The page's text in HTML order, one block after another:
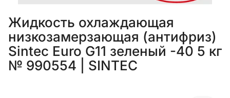
Жидкость охлаждающая
низкозамерзающая (антифриз)
Sintec Euro G11 зеленый -40 5 кг
№ 990554 | SINTEC